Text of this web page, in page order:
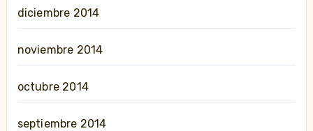
diciembre 2014
noviembre 2014
octubre 2014
septiembre 2014